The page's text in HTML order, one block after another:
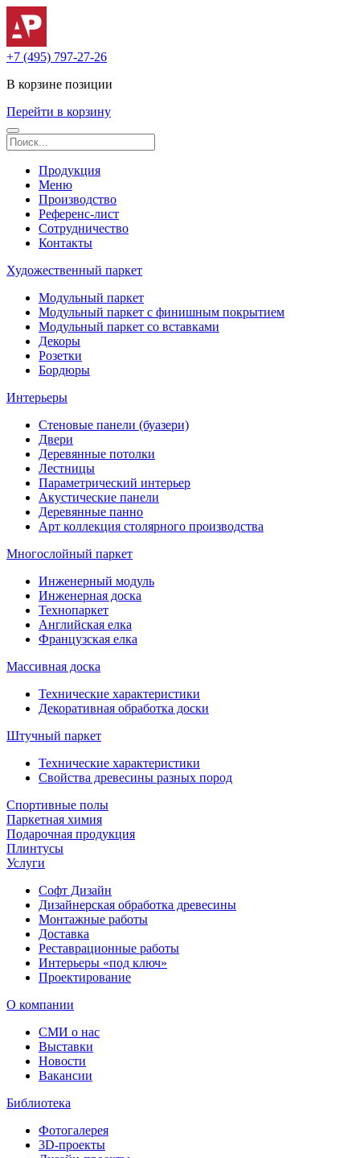
+7 (495) 797-27-26
В корзине позиции
Перейти в корзину
Продукция
Меню
Производство
Референс-лист
Сотрудничество
Контакты
Художественный паркет
Модульный паркет
Модульный паркет с финишным покрытием
Модульный паркет со вставками
Декоры
Розетки
Бордюры
Интерьеры
Стеновые панели (буазери)
Двери
Деревянные потолки
Лестницы
Параметрический интерьер
Акустические панели
Деревянные панно
Арт коллекция столярного производства
Многослойный паркет
Инженерный модуль
Инженерная доска
Технопаркет
Английская елка
Французская елка
Массивная доска
Технические характеристики
Декоративная обработка доски
Штучный паркет
Технические характеристики
Свойства древесины разных пород
Спортивные полы
Паркетная химия
Подарочная продукция
Плинтусы
Услуги
Софт Дизайн
Дизайнерская обработка древесины
Монтажные работы
Доставка
Реставрационные работы
Интерьеры «под ключ»
Проектирование
О компании
СМИ о нас
Выставки
Новости
Вакансии
Библиотека
Фотогалерея
3D-проекты